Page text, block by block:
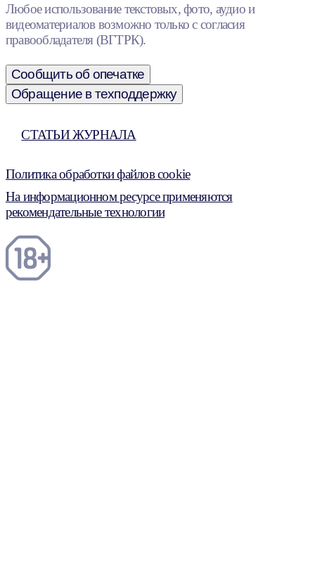
Любое использование текстовых, фото, аудио и
видеоматериалов возможно только с согласия
правообладателя (ВГТРК).
Сообщить об опечатке
Обращение в техподдержку
СТАТЬИ ЖУРНАЛА
Политика обработки файлов cookie
На информационном ресурсе применяются
рекомендательные технологии